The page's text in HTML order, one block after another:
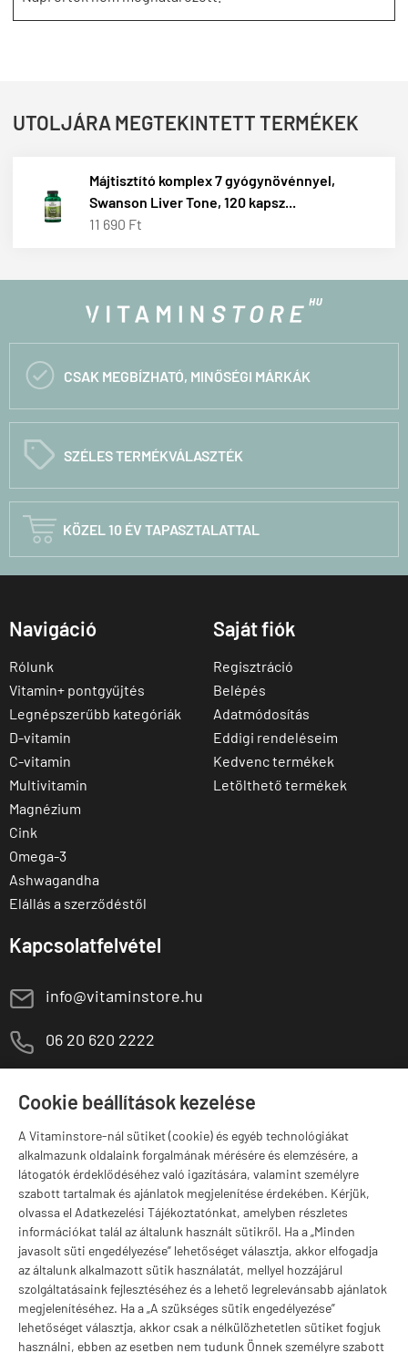
Cookie beállítások kezelése
A Vitaminstore-nál sütiket (cookie) és egyéb technológiákat
alkalmazunk oldalaink forgalmának mérésére és elemzésére, a
látogatók érdeklődéséhez való igazítására, valamint személyre
szabott tartalmak és ajánlatok megjelenítése érdekében. Kérjük,
olvassa el Adatkezelési Tájékoztatónkat, amelyben részletes
információkat talál az általunk használt sütikről. Ha a „Minden
javasolt süti engedélyezése” lehetőséget választja, akkor elfogadja
az általunk alkalmazott sütik használatát, mellyel hozzájárul
szolgáltatásaink fejlesztéséhez és a lehető legrelevánsabb ajánlatok
megjelenítéséhez. Ha a „A szükséges sütik engedélyezése”
lehetőséget választja, akkor csak a nélkülözhetetlen sütiket fogjuk
használni, ebben az esetben nem tudunk Önnek személyre szabott
UTOLJÁRA MEGTEKINTETT TERMÉKEK
Májtisztító komplex 7 gyógynövénnyel,
Swanson Liver Tone, 120 kapsz...
11 690 Ft
 CSAK MEGBÍZHATÓ, MINŐSÉGI MÁRKÁK
C SZÉLES TERMÉKVÁLASZTÉK
 KÖZEL 10 ÉV TAPASZTALATTAL
Navigáció
Rólunk
Vitamin+ pontgyűjtés
Legnépszerűbb kategóriák
D-vitamin
C-vitamin
Multivitamin
Magnézium
Cink
Omega-3
Ashwagandha
Elállás a szerződéstől
Saját fiók
Regisztráció
Belépés
Adatmódosítás
Eddigi rendeléseim
Kedvenc termékek
Letölthető termékek
Kapcsolatfelvétel
E info@vitaminstore.hu
M 06 20 620 2222
Szugló u. 83-85.
Márkák
Valuta választás